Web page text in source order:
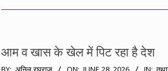
आम व खास के खेल में पिट रहा है देश
2026-